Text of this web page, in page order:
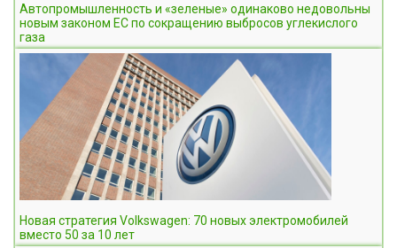
Автопромышленность и «зеленые» одинаково недовольны
новым законом ЕС по сокращению выбросов углекислого
газа
Новая стратегия Volkswagen: 70 новых электромобилей
вместо 50 за 10 лет